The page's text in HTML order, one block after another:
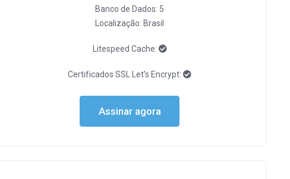
Banco de Dados: 5
Localização: Brasil
Litespeed Cache:
Certificados SSL Let's Encrypt:
Assinar agora